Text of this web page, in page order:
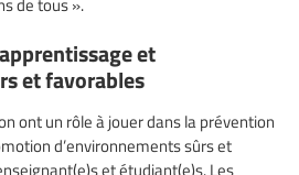
de tous ».
et
et favorables
ont un rôle à jouer dans la prévention
d’environnements sûrs et
et étudiant(e)s. Les